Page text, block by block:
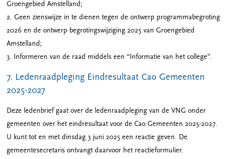
Groengebied Amstelland;
2. Geen zienswijze in te dienen tegen de ontwerp programmabegroting
2026 en de ontwerp begrotingswijziging 2025 van Groengebied
Amstelland;
3. Informeren van de raad middels een “Informatie van het college”.
7. Ledenraadpleging Eindresultaat Cao Gemeenten
2025-2027
Deze ledenbrief gaat over de ledenraadpleging van de VNG onder
gemeenten over het eindresultaat voor de Cao Gemeenten 2025-2027.
U kunt tot en met dinsdag 3 juni 2025 een reactie geven. De
gemeentesecretaris ontvangt daarvoor het reactieformulier.